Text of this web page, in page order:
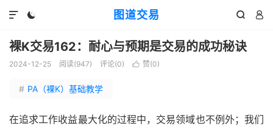
图道交易
  

裸K交易162：耐心与预期是交易的成功秘诀
2024-12-25 阅读(947) 评论(0)  赞(0)
# PA（裸K）基础教学
在追求工作收益最大化的过程中，交易领域也不例外；我们